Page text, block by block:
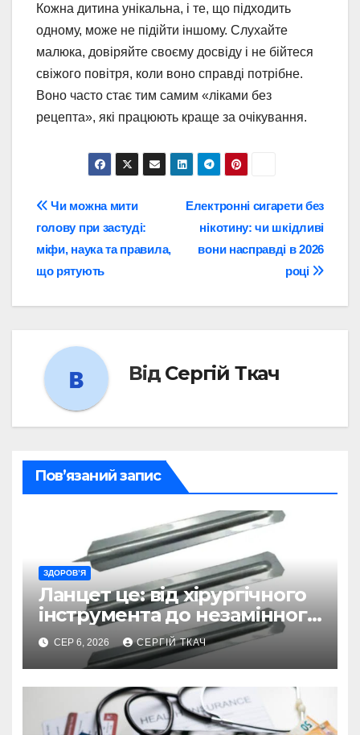
Кожна дитина унікальна, і те, що підходить
одному, може не підійти іншому. Слухайте
малюка, довіряйте своєму досвіду і не бійтеся
свіжого повітря, коли воно справді потрібне.
Воно часто стає тим самим «ліками без
рецепта», які працюють краще за очікування.
Навігація
записів
Електронні сигарети без
нікотину: чи шкідливі
вони насправді в 2026
році
Чи можна мити
голову при застуді:
міфи, наука та правила,
що рятують
Від Сергій Ткач
Пов’язаний запис
ЗДОРОВ’Я
Ланцет це: від хірургічного
інструмента до незамінного
помічника в діагностиці
СЕР 6, 2026 СЕРГІЙ ТКАЧ